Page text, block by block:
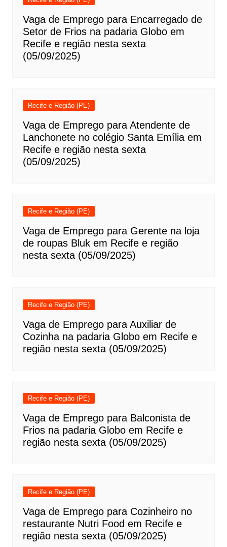
Vaga de Emprego para Encarregado de
Setor de Frios na padaria Globo em
Recife e região nesta sexta
(05/09/2025)
Recife e Região (PE)
Vaga de Emprego para Atendente de
Lanchonete no colégio Santa Emília em
Recife e região nesta sexta
(05/09/2025)
Recife e Região (PE)
Vaga de Emprego para Gerente na loja
de roupas Bluk em Recife e região
nesta sexta (05/09/2025)
Recife e Região (PE)
Vaga de Emprego para Auxiliar de
Cozinha na padaria Globo em Recife e
região nesta sexta (05/09/2025)
Recife e Região (PE)
Vaga de Emprego para Balconista de
Frios na padaria Globo em Recife e
região nesta sexta (05/09/2025)
Recife e Região (PE)
Vaga de Emprego para Cozinheiro no
restaurante Nutri Food em Recife e
região nesta sexta (05/09/2025)